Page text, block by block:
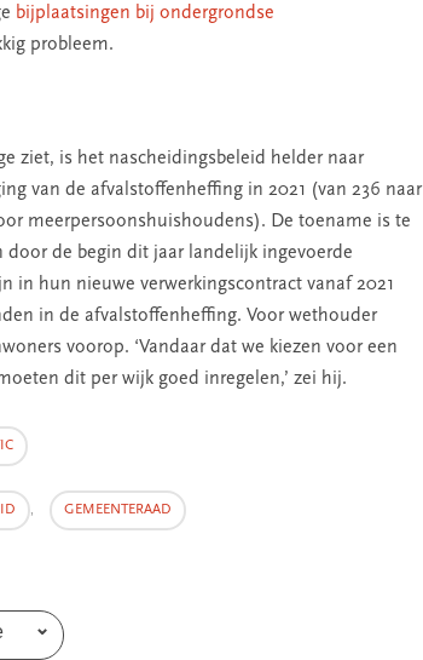
bijplaatsingen bij ondergrondse
probleem.
ziet, is het nascheidingsbeleid helder naar
van de afvalstoffenheffing in 2021 (van 236 naar
meerpersoonshuishoudens). De toename is te
door de begin dit jaar landelijk ingevoerde
in hun nieuwe verwerkingscontract vanaf 2021
in de afvalstoffenheffing. Voor wethouder
voorop. ‘Vandaar dat we kiezen voor een
dit per wijk goed inregelen,’ zei hij.
, GEMEENTERAAD